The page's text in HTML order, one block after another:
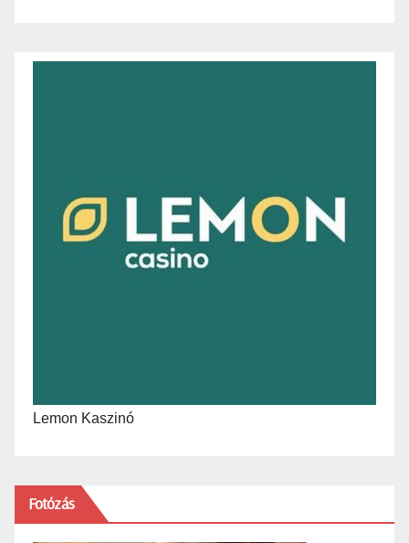
Lemon Kaszinó
Fotózás